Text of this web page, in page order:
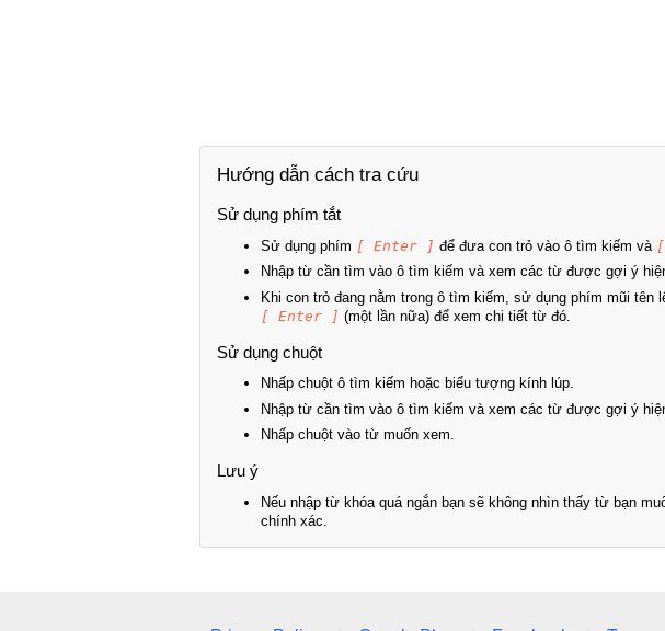
Hướng dẫn cách tra cứu
Sử dụng phím tắt
Sử dụng phím [ Enter ] để đưa con trỏ vào ô tìm kiếm và
Nhập từ cần tìm vào ô tìm kiếm và xem các từ được gợi ý
Khi con trỏ đang nằm trong ô tìm kiếm, sử dụng phím mũi tên
[ Enter ] (một lần nữa) để xem chi tiết từ đó.
Sử dụng chuột
Nhấp chuột ô tìm kiếm hoặc biểu tượng kính lúp.
Nhập từ cần tìm vào ô tìm kiếm và xem các từ được gợi ý
Nhấp chuột vào từ muốn xem.
Lưu ý
Nếu nhập từ khóa quá ngắn bạn sẽ không nhìn thấy từ bạn
chính xác.